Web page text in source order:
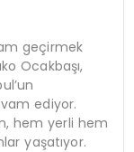
geçirmek
Ocakbaşı,
ediyor.
hem yerli hem
yaşatıyor.